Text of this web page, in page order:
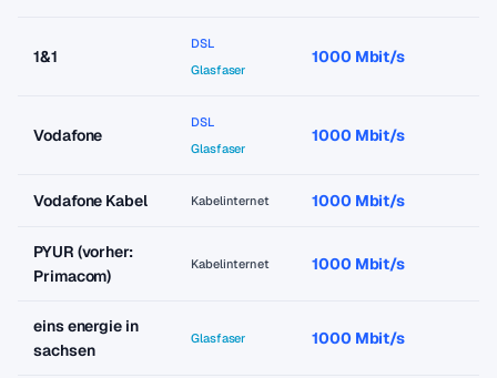
1&1
DSL
Glasfaser
1000 Mbit/s
Vodafone
DSL
Glasfaser
1000 Mbit/s
Vodafone Kabel Kabelinternet 1000 Mbit/s
PYUR (vorher:
Primacom)
Kabelinternet 1000 Mbit/s
eins energie in
sachsen
Glasfaser 1000 Mbit/s